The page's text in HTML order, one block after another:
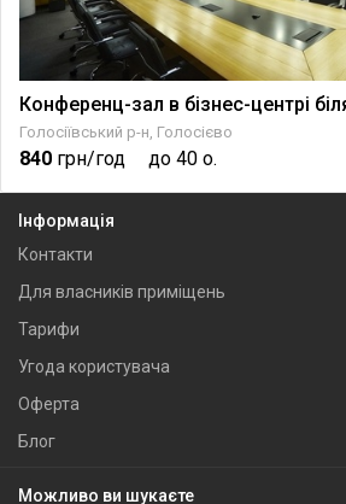
Конференц-зал в бізнес-центрі
Голосіївський р-н, Голосієво
840 грн/год до 40 о.
Інформація
Контакти
Для власників приміщень
Тарифи
Угода користувача
Оферта
Блог
Можливо ви шукаєте